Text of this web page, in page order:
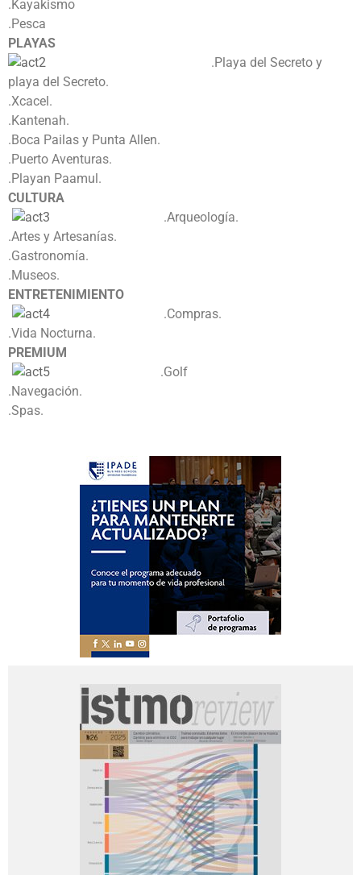
.Kayakismo
.Pesca
PLAYAS
.Playa del Secreto y
playa del Secreto.
.Xcacel.
.Kantenah.
.Boca Pailas y Punta Allen.
.Puerto Aventuras.
.Playan Paamul.
CULTURA
.Arqueología.
.Artes y Artesanías.
.Gastronomía.
.Museos.
ENTRETENIMIENTO
.Compras.
.Vida Nocturna.
PREMIUM
.Golf
.Navegación.
.Spas.